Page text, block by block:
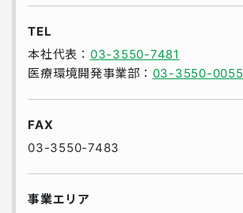
TEL
本社代表： 03-3550-7481
医療環境開発事業部： 03-3550-0055
FAX
03-3550-7483
事業エリア